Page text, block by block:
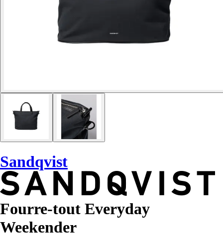
Sandqvist
Fourre-tout Everyday
Weekender